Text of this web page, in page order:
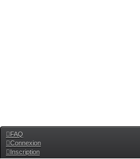
FAQ
Connexion
Inscription